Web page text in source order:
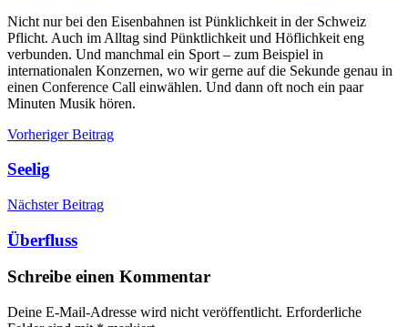
Nicht nur bei den Eisenbahnen ist Pünklichkeit in der Schweiz
Pflicht. Auch im Alltag sind Pünktlichkeit und Höflichkeit eng
verbunden. Und manchmal ein Sport – zum Beispiel in
internationalen Konzernen, wo wir gerne auf die Sekunde genau in
einen Conference Call einwählen. Und dann oft noch ein paar
Minuten Musik hören.
Beitragsnavigation
Vorheriger Beitrag
Seelig
Nächster Beitrag
Überfluss
Schreibe einen Kommentar
Deine E-Mail-Adresse wird nicht veröffentlicht. Erforderliche